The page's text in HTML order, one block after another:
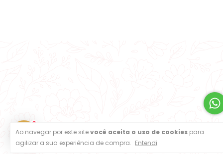
Ao navegar por este sitevocê aceita o uso de cookies para
agilizar a sua experiência de compra. Entendi
1